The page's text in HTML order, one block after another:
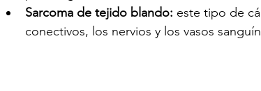
Sarcoma de tejido blando: este tipo de
conectivos, los nervios y los vasos